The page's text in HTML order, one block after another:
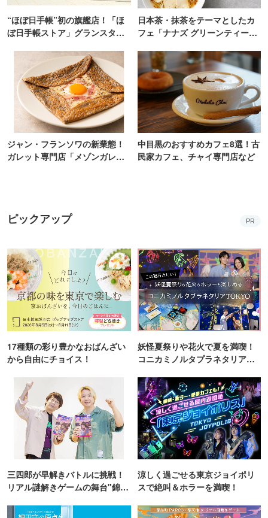
“ほぼ日手帳”初の旗艦店！「ほ
ぼ日手帳ストア」グランスタ東
日本茶・抹茶をテーマとしたカ
フェ「ナナズ グリーンティー」
ジャン・フランソワの新業態！
ガレット専門店「メゾンガレッ
中目黒のおすすめカフェ8選！古
民家カフェ、チャイ専門店など
ピックアップ PR
17種類の彩り豊かなおばんざい
から自由にチョイス！
妖怪夏祭りや花火で夏を満喫！
コニカミノルタプラネタリア
三四郎が早解きバトルに挑戦！
リアル謎解きゲームの舞台"錦糸
涼しく過ごせる東京ジョイポリ
スで絶叫＆ホラーを満喫！